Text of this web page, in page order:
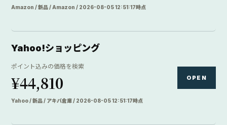
Amazon / 新品 / Amazon / 2026-08-05 12:51:17時点
Yahoo!ショッピング
ポイント込みの価格を検索
¥44,810
Yahoo / 新品 / アキバ倉庫 / 2026-08-05 12:51:17時点
OPEN